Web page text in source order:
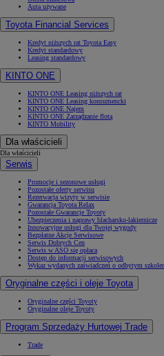
Auta używane
Toyota Financial Services
Kredyt niższych rat Toyota Easy
Kredyt standardowy
Leasing standardowy
KINTO ONE
KINTO ONE Leasing niższych rat
KINTO ONE Leasing konsumencki
KINTO ONE Najem
KINTO ONE Zarządzanie flotą
KINTO Mobility
Dla właścicieli
Dla właścicieli
Serwis
Promocje i sezonowe usługi
Pozostałe oferty serwisu
Rezerwacja wizyty w serwisie
Gwarancja Toyota Relax
Pozostałe Gwarancje Toyoty
Ubezpieczenia i naprawy blacharsko-lakiernicze
Innowacyjne usługi dla Twojej wygody
Bezpłatne Akcje Serwisowe
Serwis Dobrych Cen
Serwis w ASO się opłaca
Dostęp do informacji serwisowych
Wykaz wydanych zaświadczeń o odbytym
Oryginalne części i oleje Toyota
Oryginalne części Toyoty
Oryginalne oleje Toyoty
Program Sprzedaży Hurtowej Trade
Trade